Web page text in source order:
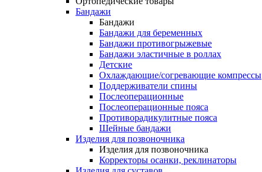
Бандажи
Бандажи
Бандажи для беременных
Бандажи противогрыжевые
Бандажи эластичные в роллах
Детские
Охлаждающие/согревающие компрессы
Поддерживатели спины
Послеоперационные
Послеоперационные пояса
Противорадикулитные пояса
Шейные бандажи
Изделия для позвоночника
Изделия для позвоночника
Корректоры осанки, реклинаторы